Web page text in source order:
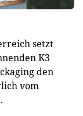
setzt
K3
den
vom